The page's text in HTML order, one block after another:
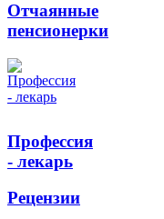
Отчаянные
пенсионерки
Профессия
- лекарь
Рецензии